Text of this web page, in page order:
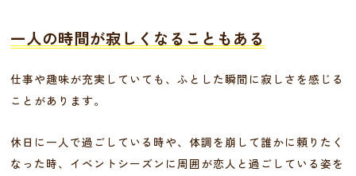
一人の時間が寂しくなることもある
仕事や趣味が充実していても、ふとした瞬間に寂しさを感じる
ことがあります。
休日に一人で過ごしている時や、体調を崩して誰かに頼りたく
なった時、イベントシーズンに周囲が恋人と過ごしている姿を